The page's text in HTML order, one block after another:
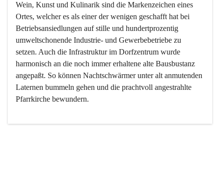
Wein, Kunst und Kulinarik sind die Markenzeichen eines
Ortes, welcher es als einer der wenigen geschafft hat bei
Betriebsansiedlungen auf stille und hundertprozentig
umweltschonende Industrie- und Gewerbebetriebe zu
setzen. Auch die Infrastruktur im Dorfzentrum wurde
harmonisch an die noch immer erhaltene alte Bausbustanz
angepaßt. So können Nachtschwärmer unter alt anmutenden
Laternen bummeln gehen und die prachtvoll angestrahlte
Pfarrkirche bewundern.
Der Weinbau dominert heute nicht mehr, ist aber integrativer